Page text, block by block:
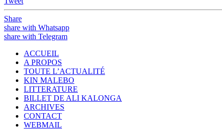
Share
share with Whatsapp
share with Telegram
ACCUEIL
A PROPOS
TOUTE L’ACTUALITÉ
KIN MALEBO
LITTERATURE
BILLET DE ALI KALONGA
ARCHIVES
CONTACT
WEBMAIL